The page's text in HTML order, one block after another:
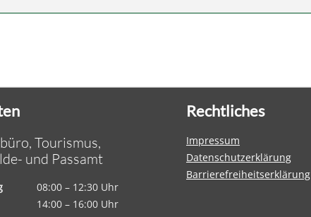
Tourismus,
und Passamt
08:00 – 12:30 Uhr
14:00 – 16:00 Uhr
Rechtliches
Impressum
Datenschutzerklärung
Barrierefreiheitserklärung